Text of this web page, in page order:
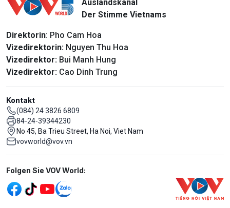
Auslandskanal
Der Stimme Vietnams
Direktorin: Pho Cam Hoa
Vizedirektorin: Nguyen Thu Hoa
Vizedirektor: Bui Manh Hung
Vizedirektor: Cao Dinh Trung
Kontakt
(084) 24 3826 6809
84-24-39344230
No 45, Ba Trieu Street, Ha Noi, Viet Nam
vovworld@vov.vn
Mạng xã hội
Folgen Sie VOV World: